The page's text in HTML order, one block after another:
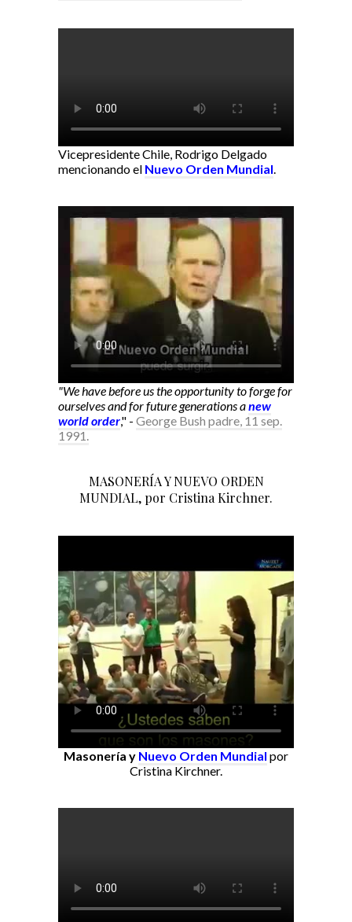
Vicepresidente Chile, Rodrigo Delgado
mencionando el Nuevo Orden Mundial.
"We have before us the opportunity to forge for
ourselves and for future generations anew
world order," - George Bush padre, 11 sep.
1991.
MASONERÍA Y NUEVO ORDEN
MUNDIAL, por Cristina Kirchner.
Masonería y Nuevo Orden Mundial por
Cristina Kirchner.